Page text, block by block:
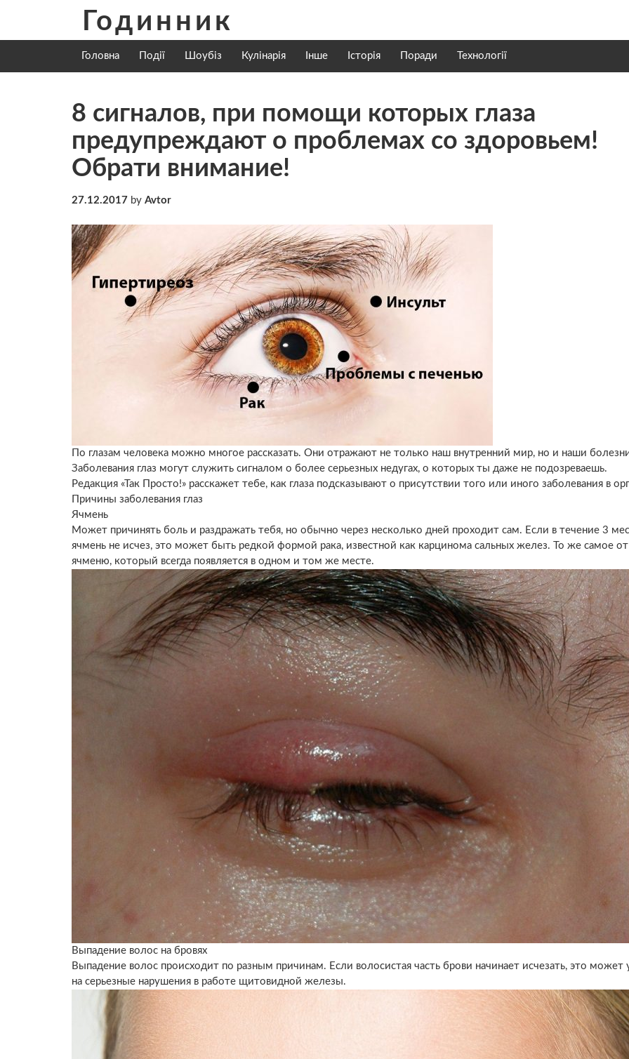
content
Годинник
Головна Події Шоубіз Кулінарія Інше Історія Поради Технології
8 сигналов, при помощи которых глаза
предупреждают о проблемах со здоровьем!
Обрати внимание!
27.12.2017 by Avtor
По глазам человека можно многое рассказать. Они отражают не только наш внутренний мир, но и наши
Заболевания глаз могут служить сигналом о более серьезных недугах, о которых ты даже не подозреваешь.
Редакция «Так Просто!» расскажет тебе, как глаза подсказывают о присутствии того или иного заболевания в
Причины заболевания глаз
Ячмень
Может причинять боль и раздражать тебя, но обычно через несколько дней проходит сам. Если в течение 3
ячмень не исчез, это может быть редкой формой рака, известной как карцинома сальных желез. То же самое
ячменю, который всегда появляется в одном и том же месте.
Выпадение волос на бровях
Выпадение волос происходит по разным причинам. Если волосистая часть брови начинает исчезать, это может
на серьезные нарушения в работе щитовидной железы.